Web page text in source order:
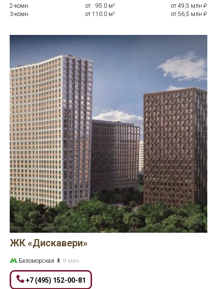
2-комн. от 95.0 м²
от 49,5 млн ₽
3-комн.
от 110.0 м² от 56,5 млн ₽
ЖК «Дискавери»
Беломорская 9 мин
+7 (495) 152-00-81